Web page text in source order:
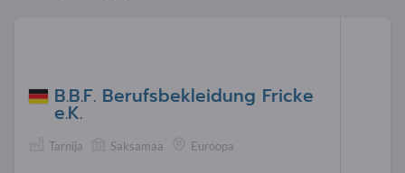
B.B.F. Berufsbekleidung Fricke
e.K.
Tarnija Saksamaa Euroopa